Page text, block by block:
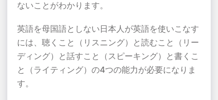
ないことがわかります。
英語を母国語としない日本人が英語を使いこなす
には、聴くこと（リスニング）と読むこと（リー
ディング）と話すこと（スピーキング）と書くこ
と（ライティング）の4つの能力が必要になりま
す。